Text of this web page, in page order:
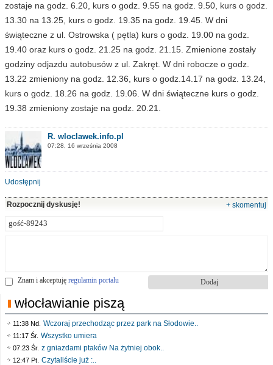
zostaje na godz. 6.20, kurs o godz. 9.55 na godz. 9.50, kurs o godz.
13.30 na 13.25, kurs o godz. 19.35 na godz. 19.45. W dni
świąteczne z ul. Ostrowska ( pętla) kurs o godz. 19.00 na godz.
19.40 oraz kurs o godz. 21.25 na godz. 21.15. Zmienione zostały
godziny odjazdu autobusów z ul. Zakręt. W dni robocze o godz.
13.22 zmieniony na godz. 12.36, kurs o godz.14.17 na godz. 13.24,
kurs o godz. 18.26 na godz. 19.06. W dni świąteczne kurs o godz.
19.38 zmieniony zostaje na godz. 20.21.
R. wloclawek.info.pl
07:28, 16 września 2008
Udostępnij
Rozpocznij dyskusję! + skomentuj
Znam i akceptuję regulamin portalu
włocławianie piszą
11:38 Nd. Wczoraj przechodząc przez park na Słodowie..
11:17 Śr. Wszystko umiera
07:23 Śr. z gniazdami ptaków Na żytniej obok..
12:47 Pt. Czytaliście już :..